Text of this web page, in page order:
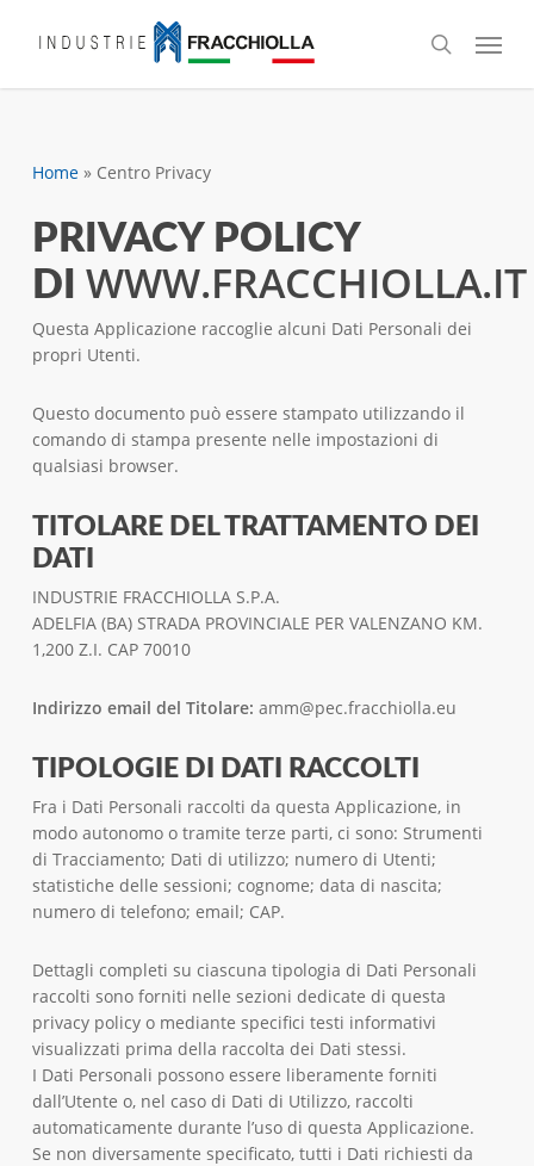
content
search
Menu
Home» Centro Privacy
PRIVACY POLICY
DI WWW.FRACCHIOLLA.IT
Questa Applicazione raccoglie alcuni Dati Personali dei
propri Utenti.
Questo documento può essere stampato utilizzando il
comando di stampa presente nelle impostazioni di
qualsiasi browser.
TITOLARE DEL TRATTAMENTO DEI
DATI
INDUSTRIE FRACCHIOLLA S.P.A.
ADELFIA (BA) STRADA PROVINCIALE PER VALENZANO KM.
1,200 Z.I. CAP 70010
Indirizzo email del Titolare: amm@pec.fracchiolla.eu
TIPOLOGIE DI DATI RACCOLTI
Fra i Dati Personali raccolti da questa Applicazione, in
modo autonomo o tramite terze parti, ci sono: Strumenti
di Tracciamento; Dati di utilizzo; numero di Utenti;
statistiche delle sessioni; cognome; data di nascita;
numero di telefono; email; CAP.
Dettagli completi su ciascuna tipologia di Dati Personali
raccolti sono forniti nelle sezioni dedicate di questa
privacy policy o mediante specifici testi informativi
visualizzati prima della raccolta dei Dati stessi.
I Dati Personali possono essere liberamente forniti
dall’Utente o, nel caso di Dati di Utilizzo, raccolti
automaticamente durante l’uso di questa Applicazione.
Se non diversamente specificato, tutti i Dati richiesti da